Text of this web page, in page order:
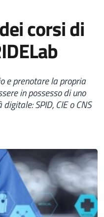
corsi di
e prenotare la propria
in possesso di uno
SPID, CIE o CNS